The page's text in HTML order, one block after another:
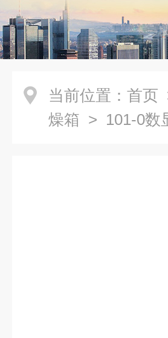
当前位置： 首页
燥箱 > 101-0数